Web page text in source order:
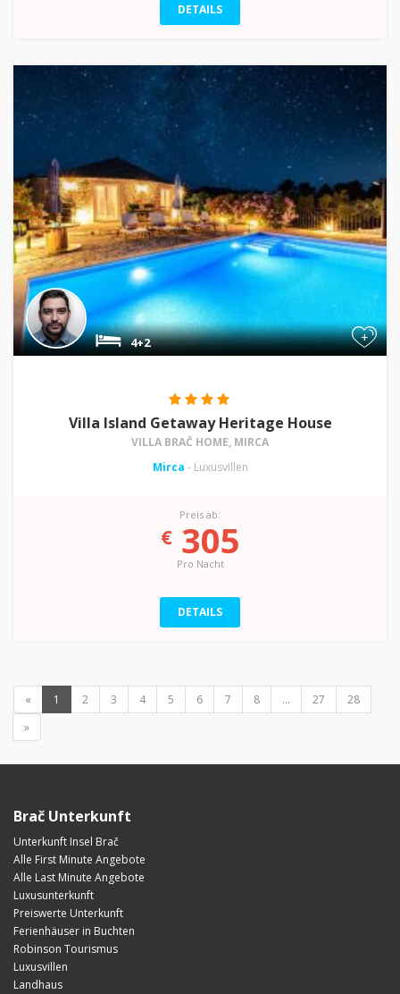
DETAILS
+
4+2
Villa Island Getaway Heritage House
VILLA BRAČ HOME, MIRCA
Mirca - Luxusvillen
Preis ab:
€305
Pro Nacht
DETAILS
« 1 2 3 4 5 6 7 8 ... 27
28
»
Brač Unterkunft
Unterkunft Insel Brač
Alle First Minute Angebote
Alle Last Minute Angebote
Luxusunterkunft
Preiswerte Unterkunft
Ferienhäuser in Buchten
Robinson Tourismus
Luxusvillen
Landhaus